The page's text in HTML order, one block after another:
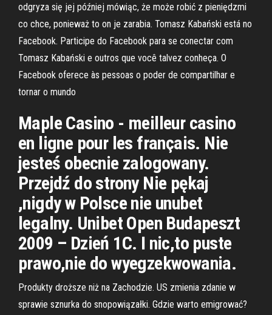
odgryza się jej później mówiąc, że może robić z pieniędzmi
co chce, ponieważ to on je zarabia. Tomasz Kabański está no
Facebook. Participe do Facebook para se conectar com
Tomasz Kabański e outros que você talvez conheça. O
Facebook oferece às pessoas o poder de compartilhar e
tornar o mundo
Maple Casino - meilleur casino
en ligne pour les français. Nie
jesteś obecnie zalogowany.
Przejdź do strony Nie pękaj
,nigdy w Polsce nie unubet
legalny. Unibet Open Budapeszt
2009 – Dzień 1C. I nic,to puste
prawo,nie do wyegzekwowania.
Produkty droższe niż na Zachodzie. US zmienia zdanie w
sprawie sznurka do snopowiązałki. Gdzie warto emigrować?